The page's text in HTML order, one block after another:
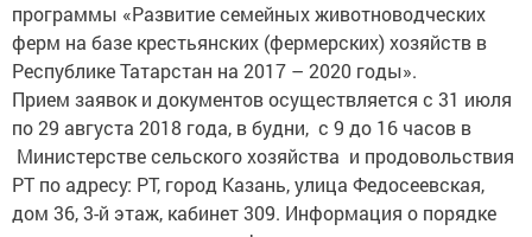
программы «Развитие семейных животноводческих
ферм на базе крестьянских (фермерских) хозяйств в
Республике Татарстан на 2017 – 2020 годы».
Прием заявок и документов осуществляется с 31 июля
по 29 августа 2018 года, в будни, с 9 до 16 часов в
Министерстве сельского хозяйства и продовольствия
РТ по адресу: РТ, город Казань, улица Федосеевская,
дом 36, 3-й этаж, кабинет 309. Информация о порядке